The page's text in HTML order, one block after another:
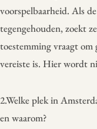
voorspelbaarheid. Als
tegengehouden, zoekt
toestemming vraagt om
vereiste is. Hier wordt
2.Welke plek in
en waarom?